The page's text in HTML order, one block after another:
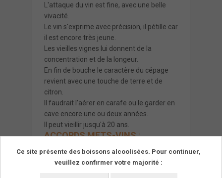
L'attaque du vin est fine, avec une belle
vivacité.
Le vin s'exprime avec précision, il pétille car
il est encore très jeune.
Les vieilles vignes lui donnent de la
concentration et de la longeur.
En fin de bouche le caractère du cépage
revient avec une touche de terre et de
citron.
Il faudrait l'aérer en carafe ou le garder en
cave encore une ou deux années.
Il peut vieillir jusqu'à 20 ans.
ACCORDS METS-VINS:
Ce site présente des boissons alcoolisées. Pour continuer,
veuillez confirmer votre majorité :